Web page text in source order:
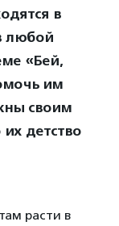
в
любой
«Бей,
им
своим
детство
расти в